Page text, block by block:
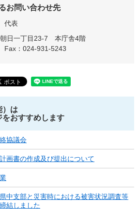
お問い合わせ先
代表
日一丁目23-7 本庁舎4階
Fax：024-931-5243
）は
をおすすめします
協議会
画書の作成及び提出について
中支部と災害時における被害状況調査等
結しました